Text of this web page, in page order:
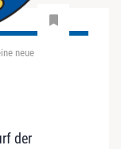
neue
der